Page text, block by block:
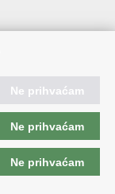
Ne prihvaćam
Ne prihvaćam
Ne prihvaćam